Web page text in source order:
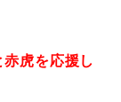
虎を応援し